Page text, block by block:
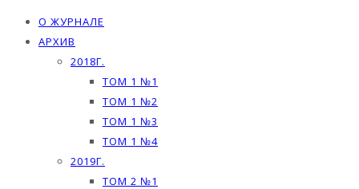
О ЖУРНАЛЕ
АРХИВ
2018Г.
ТОМ 1 №1
ТОМ 1 №2
ТОМ 1 №3
ТОМ 1 №4
2019Г.
ТОМ 2 №1